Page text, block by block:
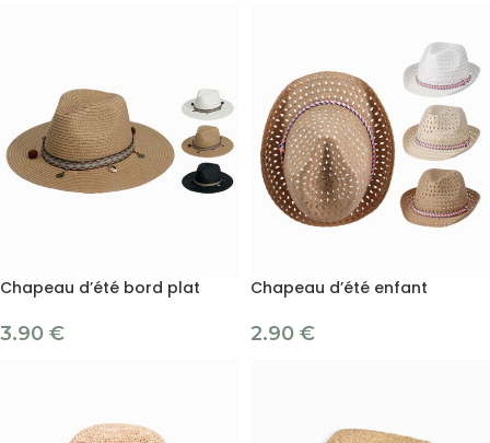
Chapeau d’été bord plat
3.90 €
Chapeau d’été enfant
2.90 €